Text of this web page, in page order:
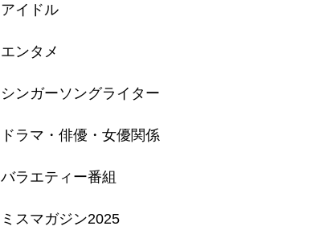
アイドル
エンタメ
シンガーソングライター
ドラマ・俳優・女優関係
バラエティー番組
ミスマガジン2025